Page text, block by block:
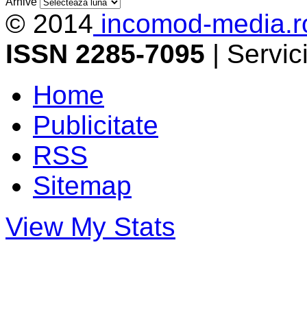
© 2014 incomod-
ISSN 2285-7095 |
Home
Publicitate
RSS
Sitemap
View My Stats